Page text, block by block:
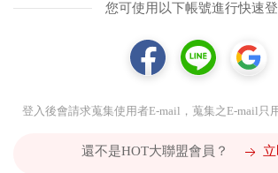
您可使用以下帳號進行快速登
登入後會請求蒐集使用者E-mail，蒐集之E-mail只
還不是HOT大聯盟會員？